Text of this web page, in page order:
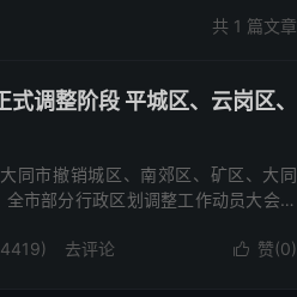
共 1 篇文章
调整阶段 平城区、云岗区、
同市撤销城区、南郊区、矿区、大同
市部分行政区划调整工作动员大会在
 赞(0)
去评论